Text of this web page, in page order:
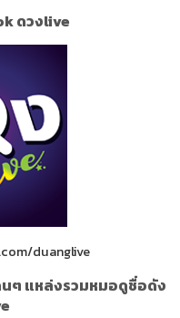
ดวงlive
duanglive
ๆ แหล่งรวมหมอดูชื่อดัง